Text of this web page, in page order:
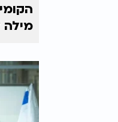
מילה